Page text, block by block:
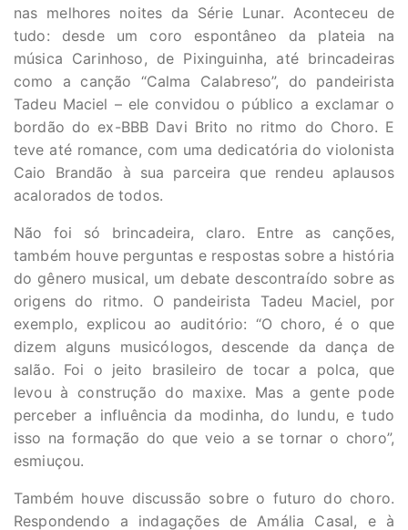
nas melhores noites da Série Lunar. Aconteceu de
tudo: desde um coro espontâneo da plateia na
música Carinhoso, de Pixinguinha, até brincadeiras
como a canção “Calma Calabreso”, do pandeirista
Tadeu Maciel – ele convidou o público a exclamar o
bordão do ex-BBB Davi Brito no ritmo do Choro. E
teve até romance, com uma dedicatória do violonista
Caio Brandão à sua parceira que rendeu aplausos
acalorados de todos.
Não foi só brincadeira, claro. Entre as canções,
também houve perguntas e respostas sobre a história
do gênero musical, um debate descontraído sobre as
origens do ritmo. O pandeirista Tadeu Maciel, por
exemplo, explicou ao auditório: “O choro, é o que
dizem alguns musicólogos, descende da dança de
salão. Foi o jeito brasileiro de tocar a polca, que
levou à construção do maxixe. Mas a gente pode
perceber a influência da modinha, do lundu, e tudo
isso na formação do que veio a se tornar o choro”,
esmiuçou.
Também houve discussão sobre o futuro do choro.
Respondendo a indagações de Amália Casal, e à